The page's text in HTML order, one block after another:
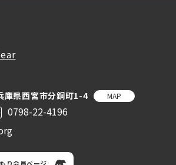
庫県西宮市分銅町1-4 MAP
0798-22-4196